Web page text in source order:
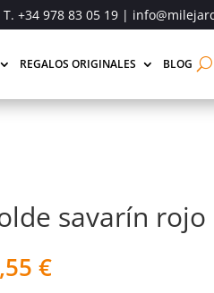
+34 978 83 05 19|
REGALOS ORIGINALES BLOG
savarín rojo
€